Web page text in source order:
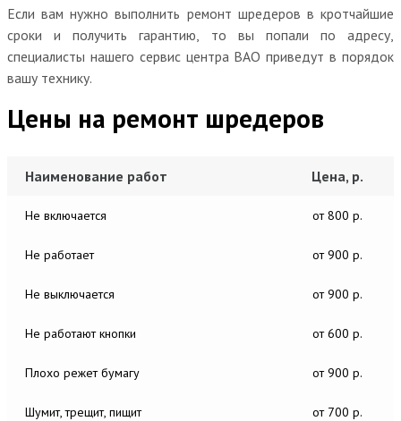
Если вам нужно выполнить ремонт шредеров в кротчайшие
сроки и получить гарантию, то вы попали по адресу,
специалисты нашего сервис центра ВАО приведут в порядок
вашу технику.
Цены на ремонт шредеров
Наименование работ Цена, р.
Не включается от 800 р.
Не работает от 900 р.
Не выключается от 900 р.
Не работают кнопки от 600 р.
Плохо режет бумагу от 900 р.
Шумит, трещит, пищит от 700 р.